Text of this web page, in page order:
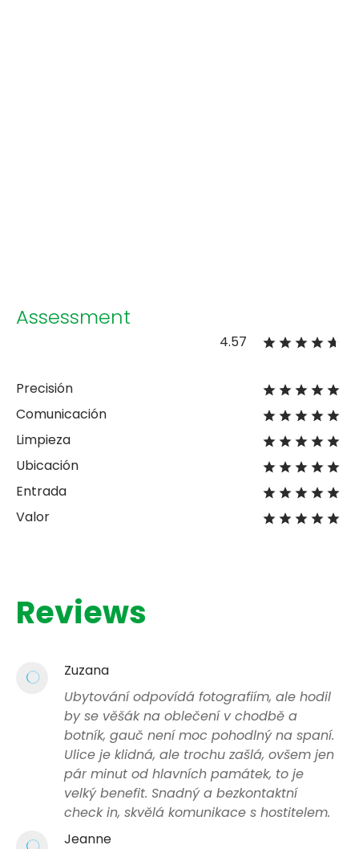
Assessment
4.57
Precisión
Comunicación
Limpieza
Ubicación
Entrada
Valor
Reviews
Zuzana
Ubytování odpovídá fotografiím, ale hodil
by se věšák na oblečení v chodbě a
botník, gauč není moc pohodlný na spaní.
Ulice je klidná, ale trochu zašlá, ovšem jen
pár minut od hlavních památek, to je
velký benefit. Snadný a bezkontaktní
check in, skvělá komunikace s hostitelem.
Jeanne